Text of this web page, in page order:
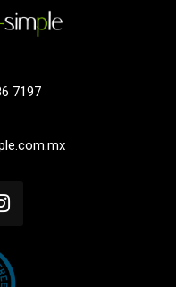
7197